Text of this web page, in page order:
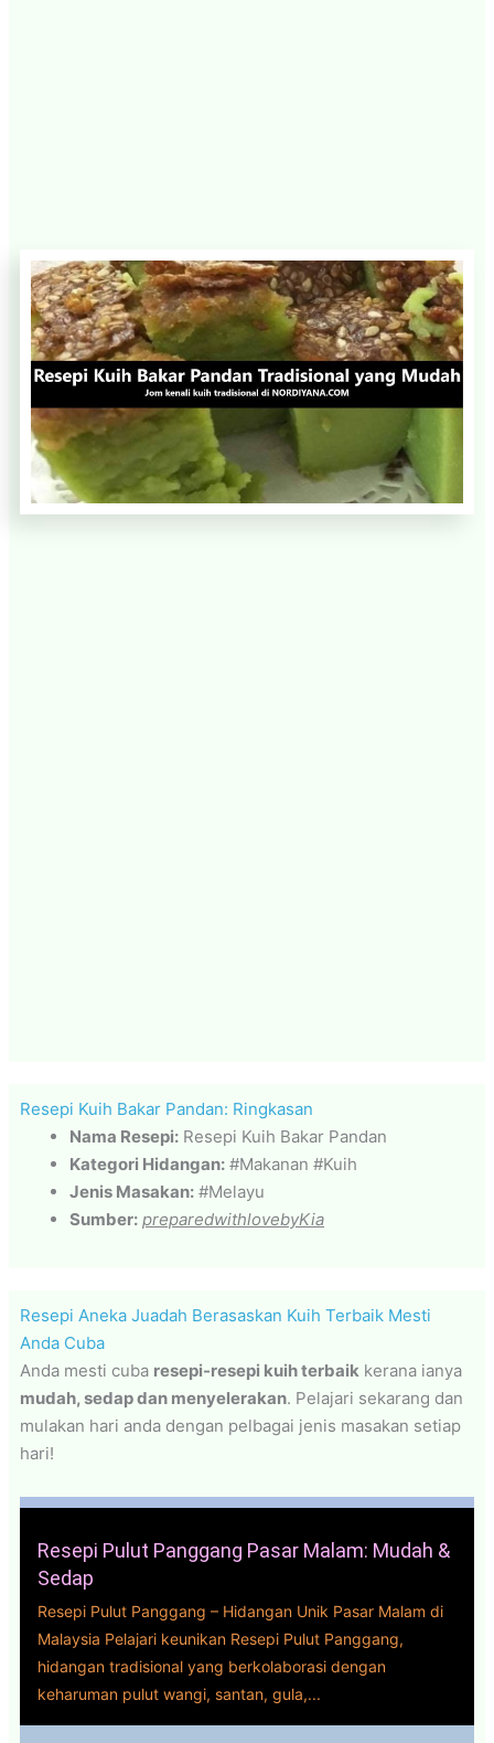
Resepi Kuih Bakar Pandan: Ringkasan
Nama Resepi: Resepi Kuih Bakar Pandan
Kategori Hidangan: #Makanan #Kuih
Jenis Masakan: #Melayu
Sumber: preparedwithlovebyKia
Resepi Aneka Juadah Berasaskan Kuih Terbaik Mesti
Anda Cuba
Anda mesti cuba resepi-resepi kuih terbaik kerana ianya
mudah, sedap dan menyelerakan. Pelajari sekarang dan
mulakan hari anda dengan pelbagai jenis masakan setiap
hari!
Resepi Pulut Panggang Pasar Malam: Mudah &
Sedap
Resepi Pulut Panggang – Hidangan Unik Pasar Malam di
Malaysia Pelajari keunikan Resepi Pulut Panggang,
hidangan tradisional yang berkolaborasi dengan
keharuman pulut wangi, santan, gula,...